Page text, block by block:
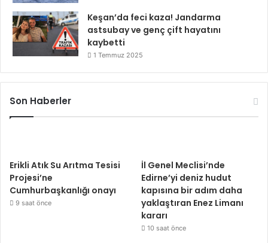
Keşan’da feci kaza! Jandarma
astsubay ve genç çift hayatını
kaybetti
1 Temmuz 2025
Son Haberler
Erikli Atık Su Arıtma Tesisi
Projesi’ne
Cumhurbaşkanlığı onayı
9 saat önce
İl Genel Meclisi’nde
Edirne’yi deniz hudut
kapısına bir adım daha
yaklaştıran Enez Limanı
kararı
10 saat önce